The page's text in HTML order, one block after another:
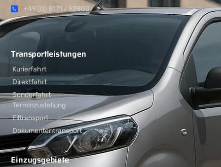
+49 (0) 8171 / 93800
Transportleistungen
Kurierfahrt
Direktfahrt
Sonderfahrt
Terminzustellung
Eiltransport
Dokumententransport
Einzugsgebiete